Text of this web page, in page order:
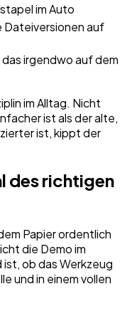
im Auto
Dateiversionen auf
das irgendwo auf dem
im Alltag. Nicht
ist als der alte,
ist, kippt der
des richtigen
Papier ordentlich
die Demo im
ob das Werkzeug
und in einem vollen